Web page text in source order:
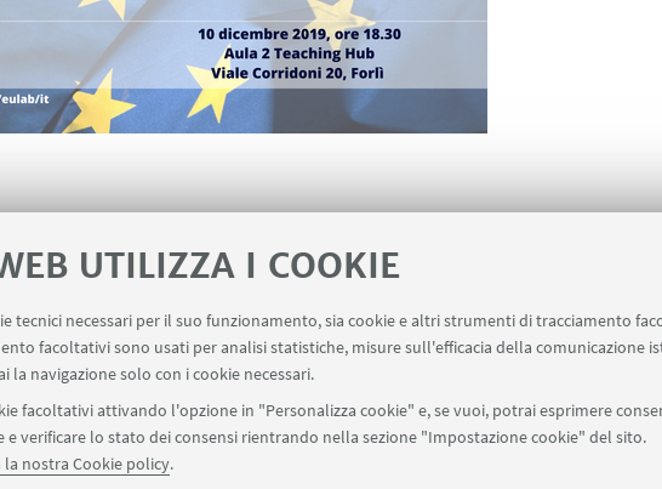
UTILIZZA I COOKIE
tecnici necessari per il suo funzionamento, sia cookie e altri strumenti di tracciamento
facoltativi sono usati per analisi statistiche, misure sull'efficacia della comunicazione
la navigazione solo con i cookie necessari.
facoltativi attivando l'opzione in "Personalizza cookie" e, se vuoi, potrai esprimere
e verificare lo stato dei consensi rientrando nella sezione "Impostazione cookie" del sito.
nostra Cookie policy.
[ .png 1852Kb ]